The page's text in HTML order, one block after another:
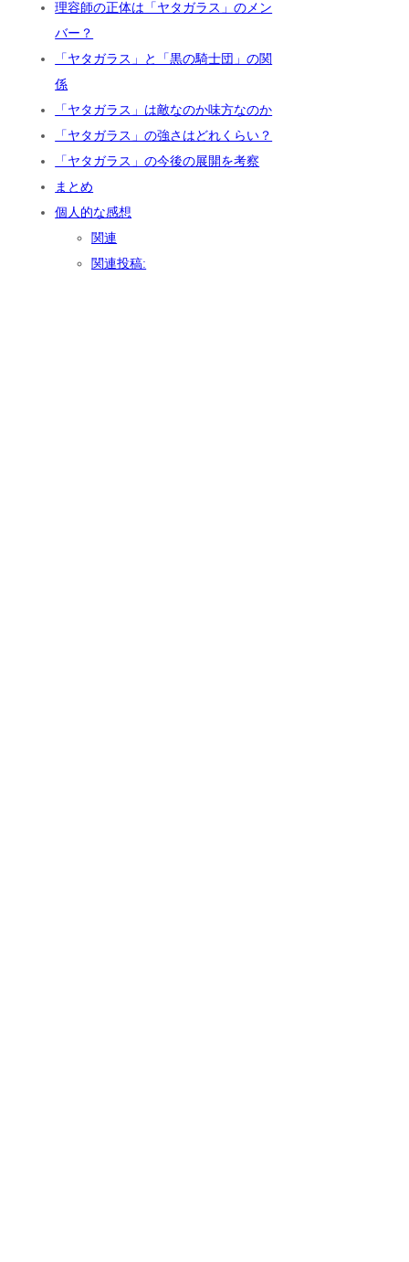
理容師の正体は「ヤタガラス」のメン
バー？
「ヤタガラス」と「黒の騎士団」の関
係
「ヤタガラス」は敵なのか味方なのか
「ヤタガラス」の強さはどれくらい？
「ヤタガラス」の今後の展開を考察
まとめ
個人的な感想
関連
関連投稿: